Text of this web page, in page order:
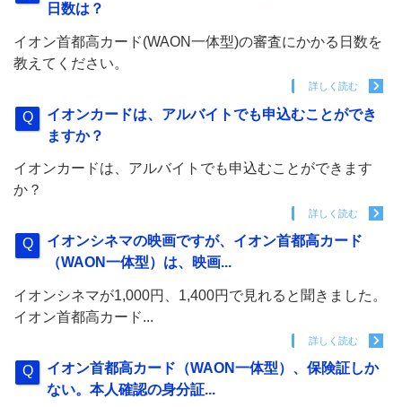
日数は？
イオン首都高カード(WAON一体型)の審査にかかる日数を
教えてください。
詳しく読む
イオンカードは、アルバイトでも申込むことができ
ますか？
イオンカードは、アルバイトでも申込むことができます
か？
詳しく読む
イオンシネマの映画ですが、イオン首都高カード
（WAON一体型）は、映画...
イオンシネマが1,000円、1,400円で見れると聞きました。
イオン首都高カード...
詳しく読む
イオン首都高カード（WAON一体型）、保険証しか
ない。本人確認の身分証...